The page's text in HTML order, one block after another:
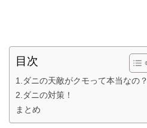
目次
1.ダニの天敵がクモって本当なの？
2.ダニの対策！
まとめ